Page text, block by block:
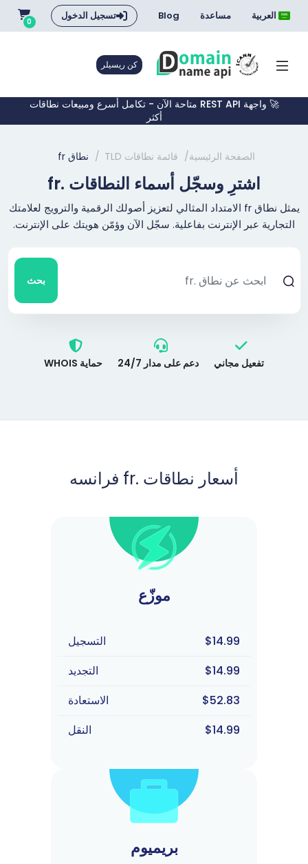
العربية مساعدة Blog تسجيل الدخول 0
كن ريسيلر
🚀 واجهة REST API متاحة الآن - تكامل أسرع ومبيعات نطاقات
أكثر
الصفحة الرئيسية قائمة نطاقات TLD نطاق fr
اشترِ وسجّل أسماء النطاقات .fr
يمثل نطاق fr الامتداد المثالي لتعزيز أصولك الرقمية والترويج لعلامتك
التجارية عبر الإنترنت بفاعلية. سجّل الآن وؤمّن هويتك على الإنترنت.
بحث
تفعيل مجاني دعم على مدار 24/7 حماية WHOIS
أسعار نطاقات .fr فرانسه
موزّع
$14.99
التسجيل
$14.99
التجديد
$52.83
الاستعادة
$14.99
النقل
بريميوم